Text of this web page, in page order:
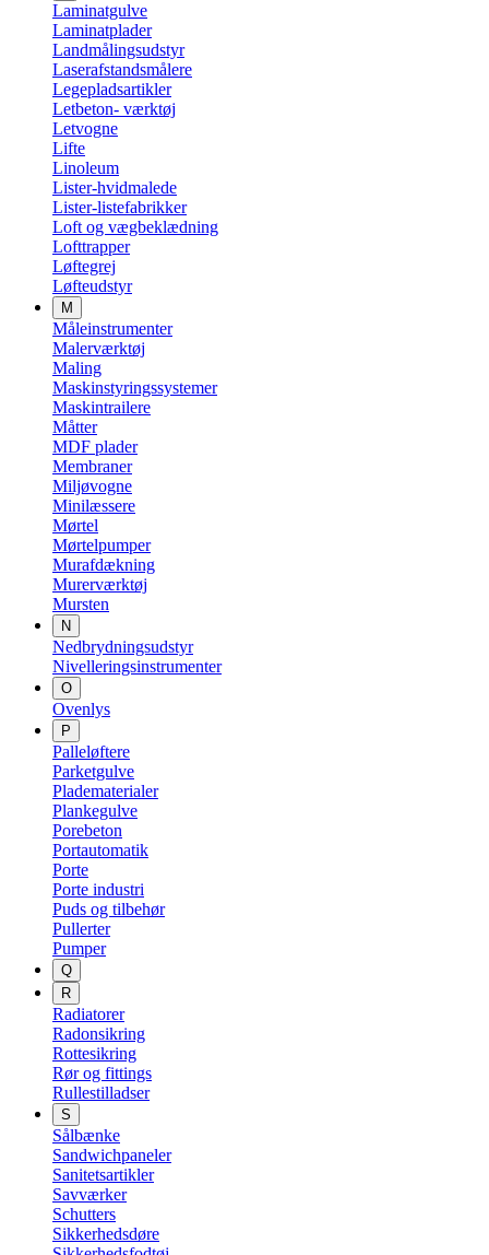
Laminatgulve
Laminatplader
Landmålingsudstyr
Laserafstandsmålere
Legepladsartikler
Letbeton- værktøj
Letvogne
Lifte
Linoleum
Lister-hvidmalede
Lister-listefabrikker
Loft og vægbeklædning
Lofttrapper
Løftegrej
Løfteudstyr
M
Måleinstrumenter
Malerværktøj
Maling
Maskinstyringssystemer
Maskintrailere
Måtter
MDF plader
Membraner
Miljøvogne
Minilæssere
Mørtel
Mørtelpumper
Murafdækning
Murerværktøj
Mursten
N
Nedbrydningsudstyr
Nivelleringsinstrumenter
O
Ovenlys
P
Palleløftere
Parketgulve
Pladematerialer
Plankegulve
Porebeton
Portautomatik
Porte
Porte industri
Puds og tilbehør
Pullerter
Pumper
Q
R
Radiatorer
Radonsikring
Rottesikring
Rør og fittings
Rullestilladser
S
Sålbænke
Sandwichpaneler
Sanitetsartikler
Savværker
Schutters
Sikkerhedsdøre